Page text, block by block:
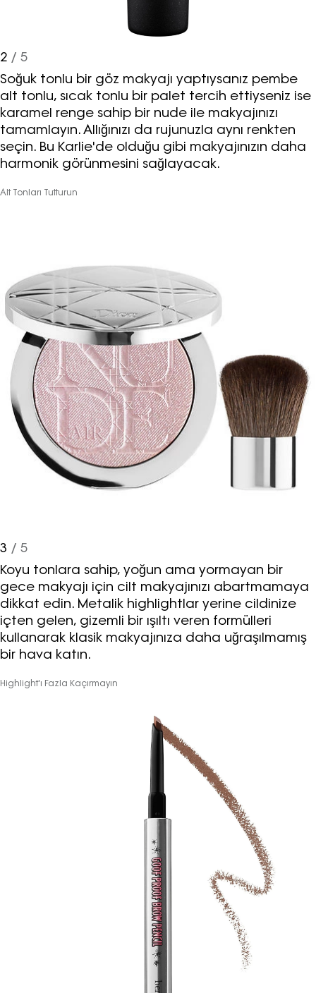
Haftalık E-Bülten
Moda dünyasında neler oluyor? Yeni
fikirler, öne çıkan koleksiyonlar, en
vogue trendler, ünlülerden güzelllik
sırları ve en popüler partilerden
2 / 5
Soğuk tonlu bir göz makyajı yaptıysanız pembe
alt tonlu, sıcak tonlu bir palet tercih ettiyseniz ise
karamel renge sahip bir nude ile makyajınızı
tamamlayın. Allığınızı da rujunuzla aynı renkten
seçin. Bu Karlie'de olduğu gibi makyajınızın daha
harmonik görünmesini sağlayacak.
Alt Tonları Tutturun
3 / 5
Koyu tonlara sahip, yoğun ama yormayan bir
gece makyajı için cilt makyajınızı abartmamaya
dikkat edin. Metalik highlightlar yerine cildinize
içten gelen, gizemli bir ışıltı veren formülleri
kullanarak klasik makyajınıza daha uğraşılmamış
bir hava katın.
Highlight'ı Fazla Kaçırmayın